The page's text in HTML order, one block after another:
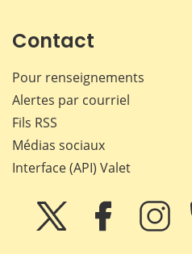
Contact
Pour renseignements
Alertes par courriel
Fils RSS
Médias sociaux
Interface (API) Valet